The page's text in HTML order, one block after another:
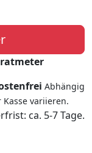
Abhängig
variieren.
ca. 5-7 Tage.